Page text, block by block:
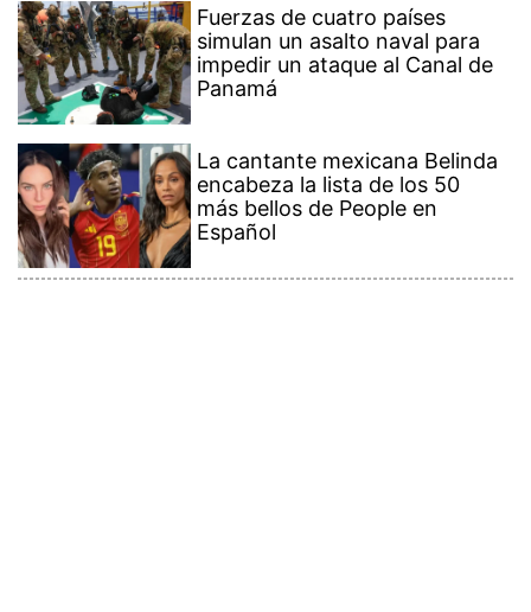
Fuerzas de cuatro países
simulan un asalto naval para
impedir un ataque al Canal de
Panamá
La cantante mexicana Belinda
encabeza la lista de los 50
más bellos de People en
Español